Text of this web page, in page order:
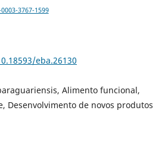
3767-1599
eba.26130
Alimento funcional,
Desenvolvimento de novos produtos